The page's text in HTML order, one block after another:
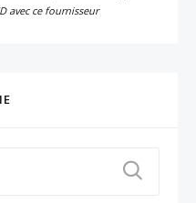
avec ce fournisseur